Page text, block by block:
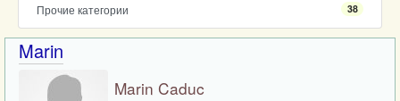
Прочие категории 38
Marin
Marin Caduc